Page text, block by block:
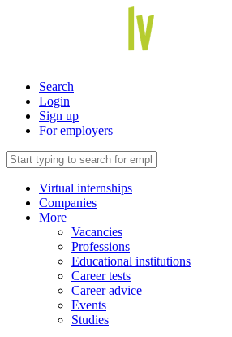
Search
Login
Sign up
For employers
Virtual internships
Companies
More
Vacancies
Professions
Educational institutions
Career tests
Career advice
Events
Studies